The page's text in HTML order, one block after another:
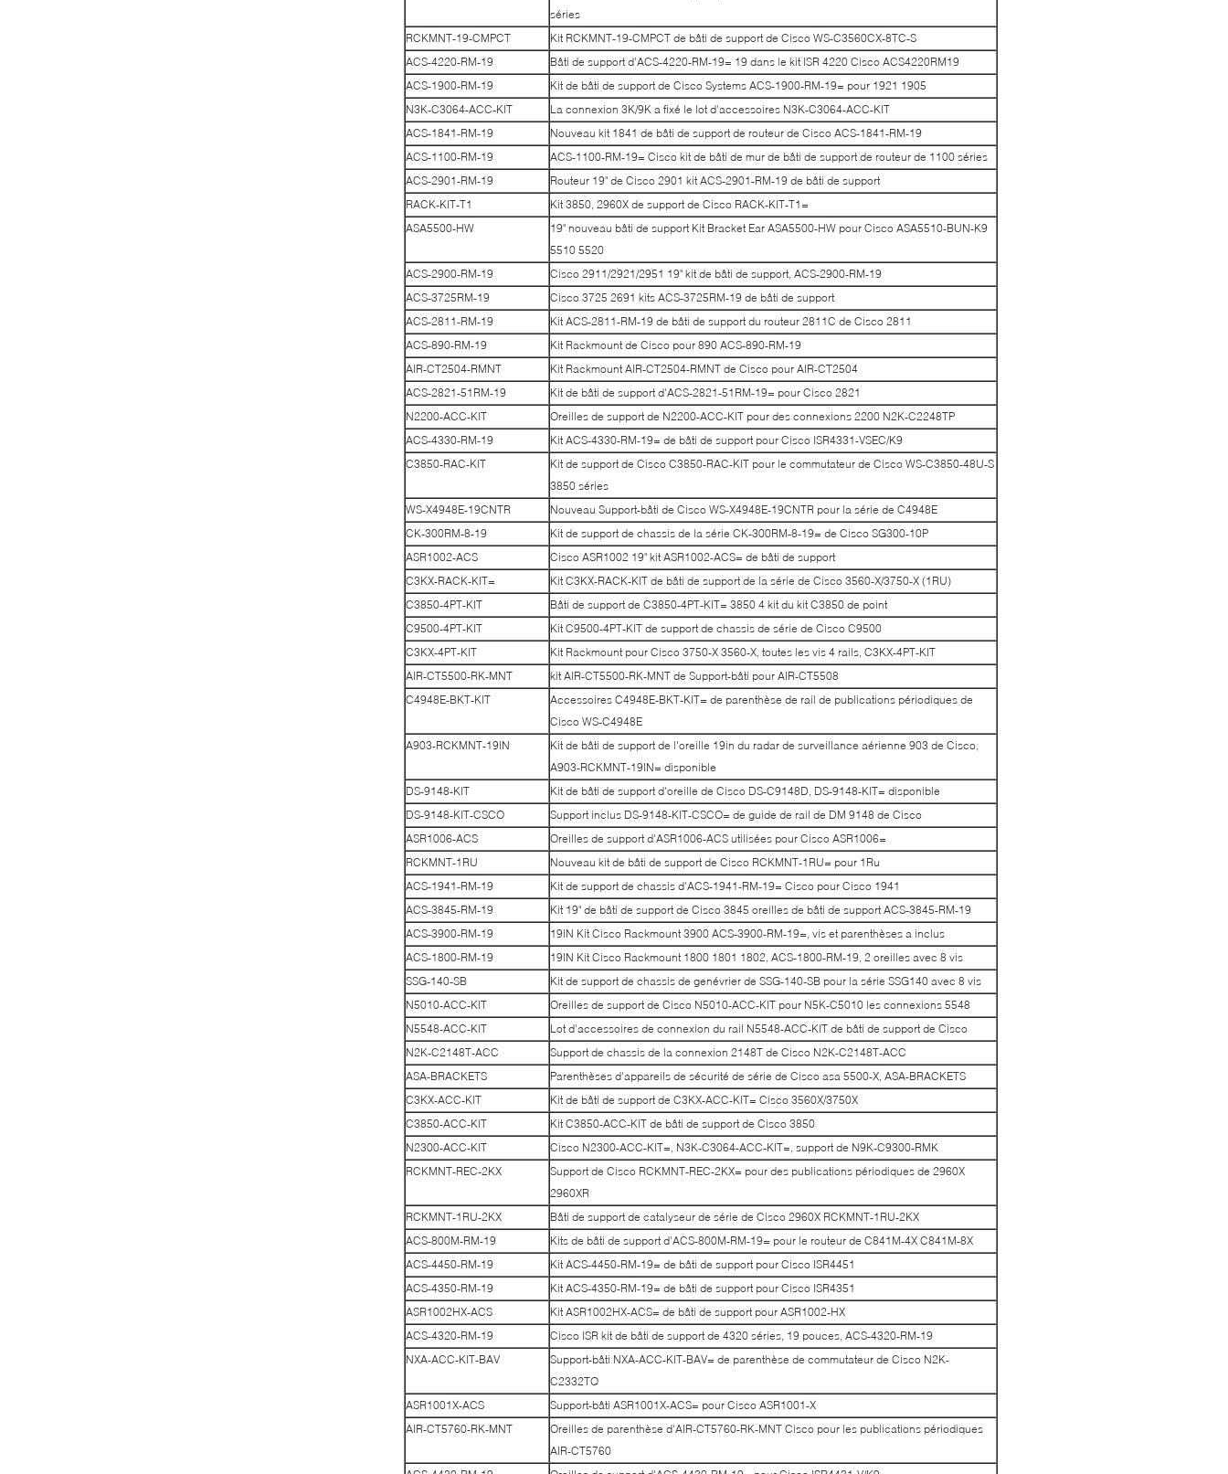
séries
RCKMNT-19-CMPCT
Kit RCKMNT-19-CMPCT de bâti de support de Cisco WS-C3560CX-8TC-S
ACS-4220-RM-19
Bâti de support d'ACS-4220-RM-19= 19 dans le kit ISR 4220 Cisco ACS4220RM19
ACS-1900-RM-19
Kit de bâti de support de Cisco Systems ACS-1900-RM-19= pour 1921 1905
N3K-C3064-ACC-KIT
La connexion 3K/9K a fixé le lot d'accessoires N3K-C3064-ACC-KIT
ACS-1841-RM-19
Nouveau kit 1841 de bâti de support de routeur de Cisco ACS-1841-RM-19
ACS-1100-RM-19
ACS-1100-RM-19= Cisco kit de bâti de mur de bâti de support de routeur de 1100 séries
ACS-2901-RM-19
Routeur 19" de Cisco 2901 kit ACS-2901-RM-19 de bâti de support
RACK-KIT-T1
Kit 3850, 2960X de support de Cisco RACK-KIT-T1=
ASA5500-HW
19" nouveau bâti de support Kit Bracket Ear ASA5500-HW pour Cisco ASA5510-BUN-K9
5510 5520
ACS-2900-RM-19
Cisco 2911/2921/2951 19" kit de bâti de support, ACS-2900-RM-19
ACS-3725RM-19
Cisco 3725 2691 kits ACS-3725RM-19 de bâti de support
ACS-2811-RM-19
Kit ACS-2811-RM-19 de bâti de support du routeur 2811C de Cisco 2811
ACS-890-RM-19
Kit Rackmount de Cisco pour 890 ACS-890-RM-19
AIR-CT2504-RMNT
Kit Rackmount AIR-CT2504-RMNT de Cisco pour AIR-CT2504
ACS-2821-51RM-19
Kit de bâti de support d'ACS-2821-51RM-19= pour Cisco 2821
N2200-ACC-KIT
Oreilles de support de N2200-ACC-KIT pour des connexions 2200 N2K-C2248TP
ACS-4330-RM-19
Kit ACS-4330-RM-19= de bâti de support pour Cisco ISR4331-VSEC/K9
C3850-RAC-KIT
Kit de support de Cisco C3850-RAC-KIT pour le commutateur de Cisco WS-C3850-48U-S
3850 séries
WS-X4948E-19CNTR
Nouveau Support-bâti de Cisco WS-X4948E-19CNTR pour la série de C4948E
CK-300RM-8-19
Kit de support de chassis de la série CK-300RM-8-19= de Cisco SG300-10P
ASR1002-ACS
Cisco ASR1002 19" kit ASR1002-ACS= de bâti de support
C3KX-RACK-KIT=
Kit C3KX-RACK-KIT de bâti de support de la série de Cisco 3560-X/3750-X (1RU)
C3850-4PT-KIT
Bâti de support de C3850-4PT-KIT= 3850 4 kit du kit C3850 de point
C9500-4PT-KIT
Kit C9500-4PT-KIT de support de chassis de série de Cisco C9500
C3KX-4PT-KIT
Kit Rackmount pour Cisco 3750-X 3560-X, toutes les vis 4 rails, C3KX-4PT-KIT
AIR-CT5500-RK-MNT
kit AIR-CT5500-RK-MNT de Support-bâti pour AIR-CT5508
C4948E-BKT-KIT
Accessoires C4948E-BKT-KIT= de parenthèse de rail de publications périodiques de
Cisco WS-C4948E
A903-RCKMNT-19IN
Kit de bâti de support de l'oreille 19in du radar de surveillance aérienne 903 de Cisco,
A903-RCKMNT-19IN= disponible
DS-9148-KIT
Kit de bâti de support d'oreille de Cisco DS-C9148D, DS-9148-KIT= disponible
DS-9148-KIT-CSCO
Support inclus DS-9148-KIT-CSCO= de guide de rail de DM 9148 de Cisco
ASR1006-ACS
Oreilles de support d'ASR1006-ACS utilisées pour Cisco ASR1006=
RCKMNT-1RU
Nouveau kit de bâti de support de Cisco RCKMNT-1RU= pour 1Ru
ACS-1941-RM-19
Kit de support de chassis d'ACS-1941-RM-19= Cisco pour Cisco 1941
ACS-3845-RM-19
Kit 19" de bâti de support de Cisco 3845 oreilles de bâti de support ACS-3845-RM-19
ACS-3900-RM-19
19IN Kit Cisco Rackmount 3900 ACS-3900-RM-19=, vis et parenthèses a inclus
ACS-1800-RM-19
19IN Kit Cisco Rackmount 1800 1801 1802, ACS-1800-RM-19, 2 oreilles avec 8 vis
SSG-140-SB
Kit de support de chassis de genévrier de SSG-140-SB pour la série SSG140 avec 8 vis
N5010-ACC-KIT
Oreilles de support de Cisco N5010-ACC-KIT pour N5K-C5010 les connexions 5548
N5548-ACC-KIT
Lot d'accessoires de connexion du rail N5548-ACC-KIT de bâti de support de Cisco
N2K-C2148T-ACC
Support de chassis de la connexion 2148T de Cisco N2K-C2148T-ACC
ASA-BRACKETS
Parenthèses d'appareils de sécurité de série de Cisco asa 5500-X, ASA-BRACKETS
C3KX-ACC-KIT
Kit de bâti de support de C3KX-ACC-KIT= Cisco 3560X/3750X
C3850-ACC-KIT
Kit C3850-ACC-KIT de bâti de support de Cisco 3850
N2300-ACC-KIT
Cisco N2300-ACC-KIT=, N3K-C3064-ACC-KIT=, support de N9K-C9300-RMK
RCKMNT-REC-2KX
Support de Cisco RCKMNT-REC-2KX= pour des publications périodiques de 2960X
2960XR
RCKMNT-1RU-2KX
Bâti de support de catalyseur de série de Cisco 2960X RCKMNT-1RU-2KX
ACS-800M-RM-19
Kits de bâti de support d'ACS-800M-RM-19= pour le routeur de C841M-4X C841M-8X
ACS-4450-RM-19
Kit ACS-4450-RM-19= de bâti de support pour Cisco ISR4451
ACS-4350-RM-19
Kit ACS-4350-RM-19= de bâti de support pour Cisco ISR4351
ASR1002HX-ACS
Kit ASR1002HX-ACS= de bâti de support pour ASR1002-HX
ACS-4320-RM-19
Cisco ISR kit de bâti de support de 4320 séries, 19 pouces, ACS-4320-RM-19
NXA-ACC-KIT-BAV
Support-bâti NXA-ACC-KIT-BAV= de parenthèse de commutateur de Cisco N2K-
C2332TQ
ASR1001X-ACS
Support-bâti ASR1001X-ACS= pour Cisco ASR1001-X
AIR-CT5760-RK-MNT
Oreilles de parenthèse d'AIR-CT5760-RK-MNT Cisco pour les publications périodiques
AIR-CT5760